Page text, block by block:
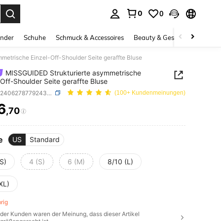
0 0
Schuhe Schmuck & Accessoires Beauty & Gesundheit
Einzel-Off-Shoulder Seite geraffte Bluse
MISSGUIDED Strukturierte asymmetrische
Shoulder Seite geraffte Bluse
SKU: sz2406278779243529 (100+ Kundenmeinungen)
AND AVAILABILITY
,70
US Standard
4 (S) 6 (M) 8/10 (L)
der Kunden waren der Meinung, dass dieser Artikel